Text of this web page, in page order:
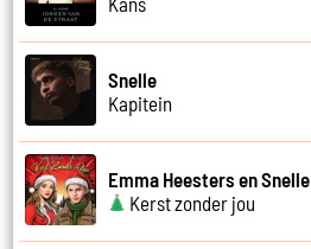
Snelle
Kapitein
Emma Heesters en Snelle
Kerst zonder jou